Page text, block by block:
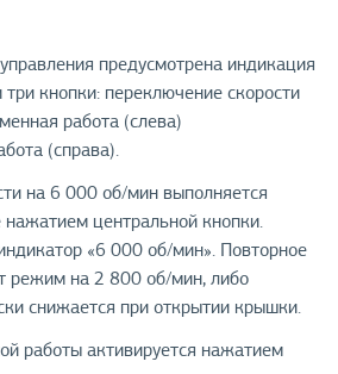
предусмотрена индикация
кнопки: переключение скорости
работа (слева)
(справа).
на 6 000 об/мин выполняется
центральной кнопки.
«6 000 об/мин». Повторное
режим на 2 800 об/мин, либо
снижается при открытии крышки.
работы активируется нажатием